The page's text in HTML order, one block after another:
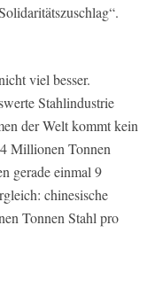
viel besser.
Stahlindustrie
der Welt kommt kein
Millionen Tonnen
gerade einmal 9
chinesische
Tonnen Stahl pro